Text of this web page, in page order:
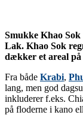
Smukke Khao
Lak. Khao Sok
dækker et areal på
Fra både Krabi,
lang, men god
inkluderer f.eks.
på floderne i kano